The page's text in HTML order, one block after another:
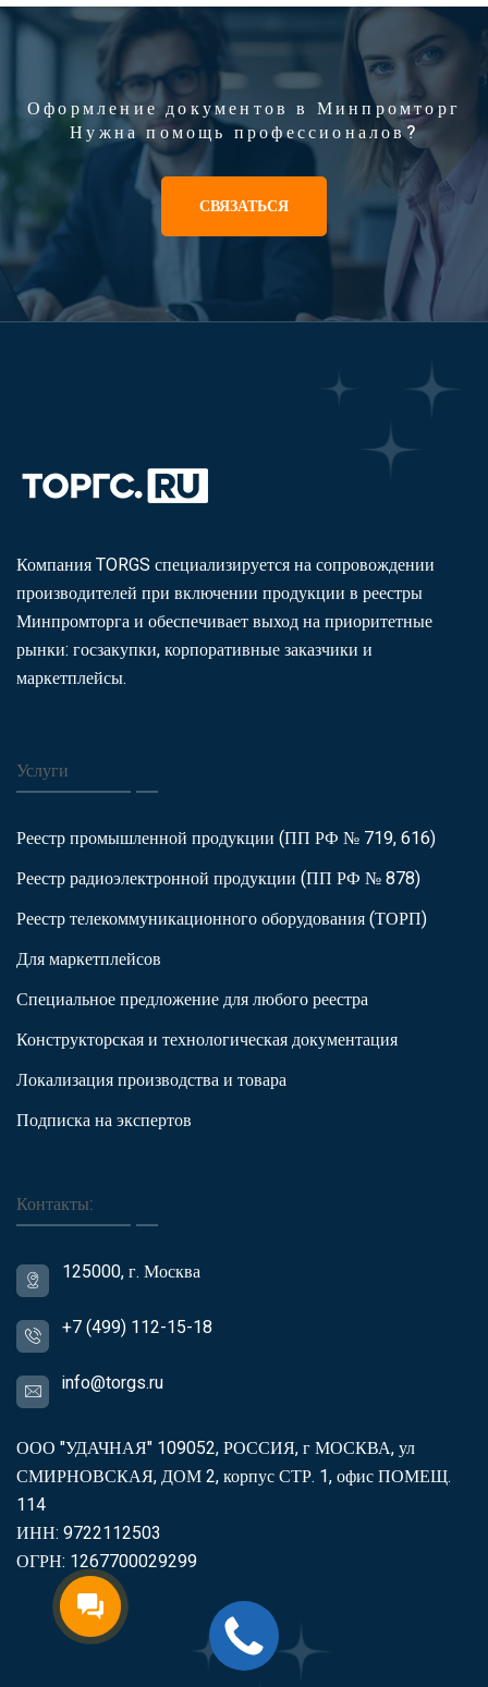
Оформление документов в Минпромторг
Нужна помощь профессионалов?
СВЯЗАТЬСЯ
Компания TORGS специализируется на сопровождении
производителей при включении продукции в реестры
Минпромторга и обеспечивает выход на приоритетные
рынки: госзакупки, корпоративные заказчики и
маркетплейсы.
Услуги
Реестр промышленной продукции (ПП РФ № 719, 616)
Реестр радиоэлектронной продукции (ПП РФ № 878)
Реестр телекоммуникационного оборудования (ТОРП)
Для маркетплейсов
Специальное предложение для любого реестра
Конструкторская и технологическая документация
Локализация производства и товара
Подписка на экспертов
Контакты:
125000, г. Москва
+7 (499) 112-15-18
info@torgs.ru
ООО "УДАЧНАЯ" 109052, РОССИЯ, г МОСКВА, ул
СМИРНОВСКАЯ, ДОМ 2, корпус СТР. 1, офис ПОМЕЩ.
114
ИНН: 9722112503
ОГРН: 1267700029299